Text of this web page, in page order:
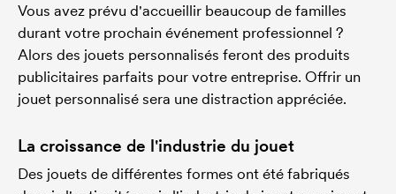
Vous avez prévu d'accueillir beaucoup de familles
durant votre prochain événement professionnel ?
Alors des jouets personnalisés feront des produits
publicitaires parfaits pour votre entreprise. Offrir un
jouet personnalisé sera une distraction appréciée.
La croissance de l'industrie du jouet
Des jouets de différentes formes ont été fabriqués